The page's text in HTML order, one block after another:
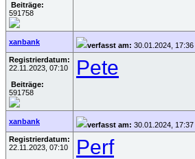
Beiträge:
591758
xanbank verfasst am: 30.01.2024, 17:36
Registrierdatum:
22.11.2023, 07:10
Beiträge:
591758
Pete
xanbank verfasst am: 30.01.2024, 17:37
Registrierdatum:
22.11.2023, 07:10
Perf